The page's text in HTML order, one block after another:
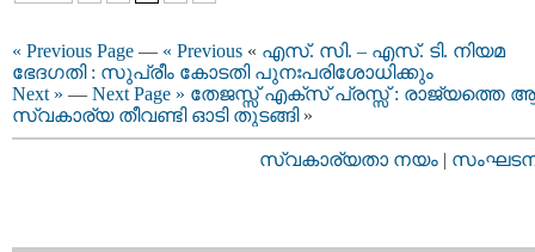
« Previous Page — « Previous « എസ്. സി. – എസ്. ടി. നിയമ
ഭേദഗതി : സുപ്രീം കോടതി പുനഃപരിശോധിക്കും
Next » — Next Page » തേജസ്സ് എക്സ് പ്രസ്സ് : രാജ്യത്തെ
സ്വകാര്യ തീവണ്ടി ഓടി തുടങ്ങി»
സ്വകാര്യതാ നയം |